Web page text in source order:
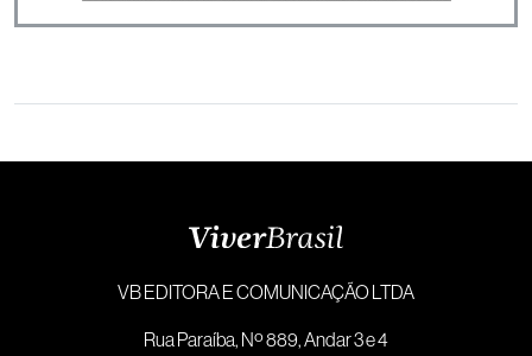
VB EDITORA E COMUNICAÇÃO LTDA
Rua Paraíba, Nº 889, Andar 3 e 4